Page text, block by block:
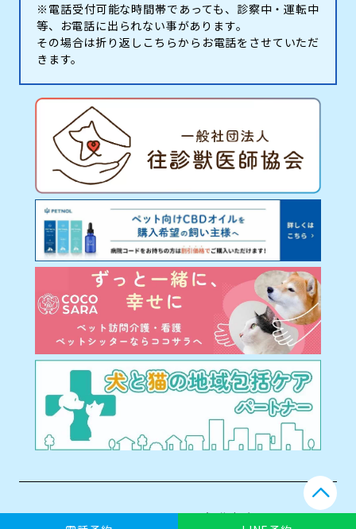
※電話受付可能な時間帯であっても、診察中・運転中
等、お電話に出られない事があります。
その場合は折り返しこちらからお電話をさせていただ
きます。
©2022 なかやま犬猫病院